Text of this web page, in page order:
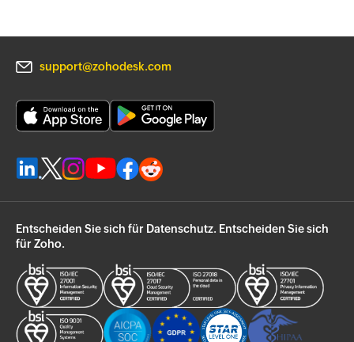
support@zohodesk.com
Entscheiden Sie sich für Datenschutz. Entscheiden Sie sich
für Zoho.